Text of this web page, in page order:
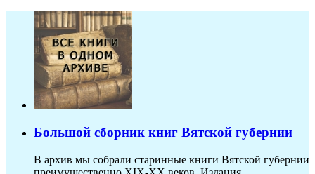
Большой сборник книг Вятской губернии
В архив мы собрали старинные книги Вятской губернии